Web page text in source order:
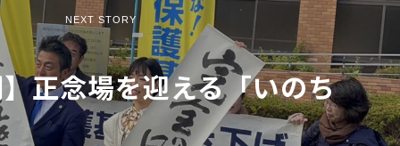
NEXT STORY
正念場を迎える「いのち